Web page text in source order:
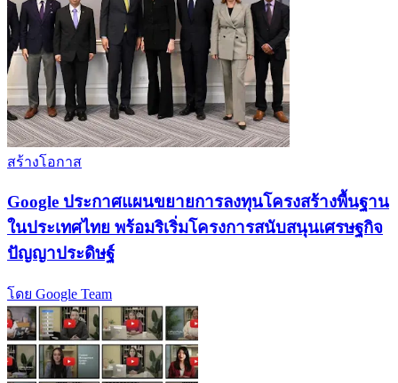
สร้างโอกาส
Google ประกาศแผนขยายการลงทุนโครงสร้างพื้นฐาน
ในประเทศไทย พร้อมริเริ่มโครงการสนับสนุนเศรษฐกิจ
ปัญญาประดิษฐ์
โดย Google Team